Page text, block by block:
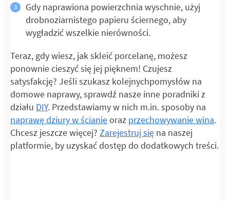
Gdy naprawiona powierzchnia wyschnie, użyj
drobnoziarnistego papieru ściernego, aby
wygładzić wszelkie nierówności.
Teraz, gdy wiesz, jak skleić porcelanę, możesz
ponownie cieszyć się jej pięknem! Czujesz
satysfakcję? Jeśli szukasz kolejnychpomysłów na
domowe naprawy, sprawdź nasze inne poradniki z
działu DIY. Przedstawiamy w nich m.in. sposoby na
naprawę dziury w ścianieoraz przechowywanie wina.
Chcesz jeszcze więcej? Zarejestruj się na naszej
platformie, by uzyskać dostęp do dodatkowych treści.